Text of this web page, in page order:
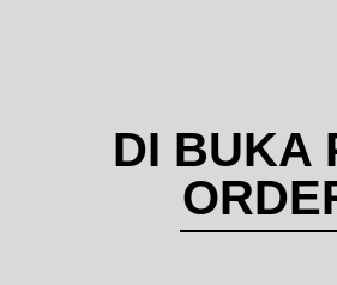
DI BUKA